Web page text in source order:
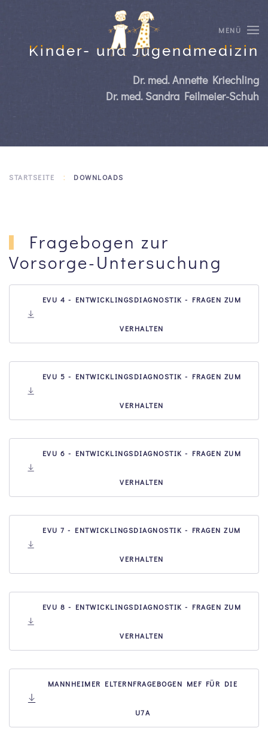
MENÜ
Kinder- und Jugendmedizin
Dr. med. Annette Kriechling
Dr. med. Sandra Feilmeier-Schuh
STARTSEITE DOWNLOADS
Fragebogen zur
Vorsorge-Untersuchung
EVU 4 - ENTWICKLINGSDIAGNOSTIK - FRAGEN ZUM
VERHALTEN
EVU 5 - ENTWICKLINGSDIAGNOSTIK - FRAGEN ZUM
VERHALTEN
EVU 6 - ENTWICKLINGSDIAGNOSTIK - FRAGEN ZUM
VERHALTEN
EVU 7 - ENTWICKLINGSDIAGNOSTIK - FRAGEN ZUM
VERHALTEN
EVU 8 - ENTWICKLINGSDIAGNOSTIK - FRAGEN ZUM
VERHALTEN
MANNHEIMER ELTERNFRAGEBOGEN MEF FÜR DIE
U7A